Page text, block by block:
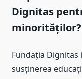
Dignitas
minorităților?
Fundația
susținerea